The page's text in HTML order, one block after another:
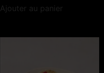
Ajouter au panier